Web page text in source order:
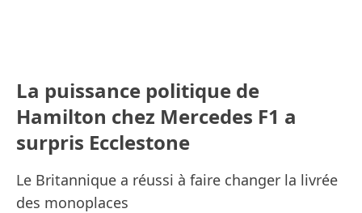
La puissance politique de
Hamilton chez Mercedes F1 a
surpris Ecclestone
Le Britannique a réussi à faire changer la livrée
des monoplaces